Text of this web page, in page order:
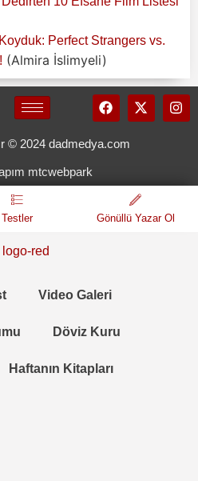
Perfect Strangers vs.
(Almira İslimyeli)
© 2024 dadmedya.com
mtcwebpark
Testler Gönüllü Yazar Ol
Video Galeri
Döviz Kuru
Haftanın Kitapları